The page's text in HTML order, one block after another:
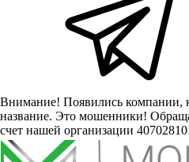
Внимание! Появились компании,
название. Это мошенники!
счет нашей организации